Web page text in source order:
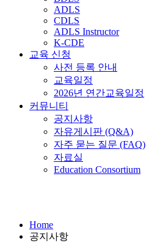
ADLS
CDLS
ADLS Instructor
K-CDE
교육 신청
사전 등록 안내
교육일정
2026년 연간교육일정
커뮤니티
공지사항
자유게시판 (Q&A)
자주 묻는 질문 (FAQ)
자료실
Education Consortium
Home
공지사항